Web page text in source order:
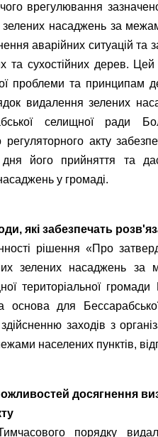
врегулювання
насаджень за
аварійних ситуацій та
та сухостійних дерев.
проблеми та принципам
видалення зелених
селищної ради
акту
його прийняття та
у громаді.
які забезпечать
рішення «Про
зелених насаджень за
територіальної
основа для
заходів з
населених пунктів,
досягнення
порядку